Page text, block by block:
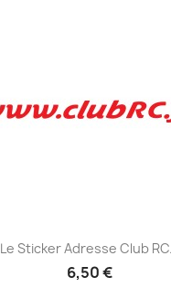
Le Sticker Adresse Club
6,50 €